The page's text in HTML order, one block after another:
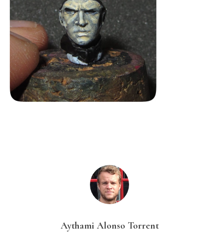
Aythami Alonso Torrent